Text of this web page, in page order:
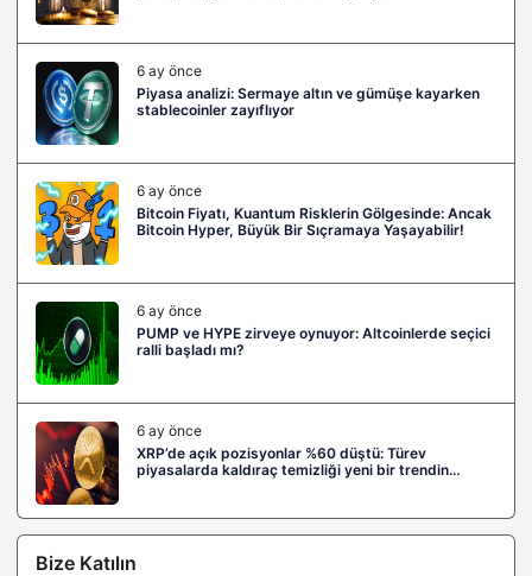
6 ay önce
Piyasa analizi: Sermaye altın ve gümüşe kayarken
stablecoinler zayıflıyor
6 ay önce
Bitcoin Fiyatı, Kuantum Risklerin Gölgesinde: Ancak
Bitcoin Hyper, Büyük Bir Sıçramaya Yaşayabilir!
6 ay önce
PUMP ve HYPE zirveye oynuyor: Altcoinlerde seçici
ralli başladı mı?
6 ay önce
XRP’de açık pozisyonlar %60 düştü: Türev
piyasalarda kaldıraç temizliği yeni bir trendin
Bize Katılın